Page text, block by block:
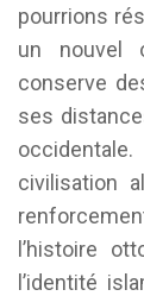
pourrions
un nouvel
conserve
ses
civilisation
l’histoire
l’identité